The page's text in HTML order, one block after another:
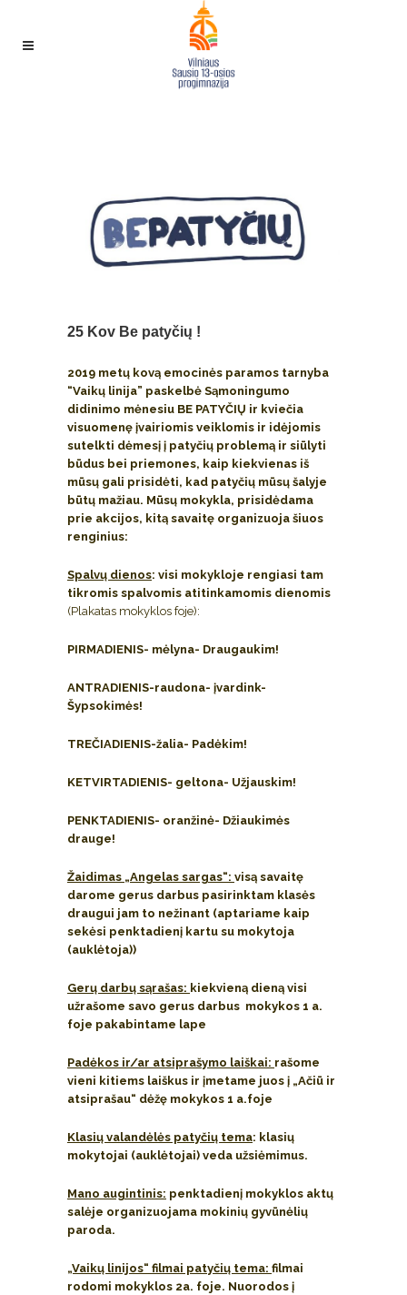
25 Kov Be patyčių !
2019 metų kovą emocinės paramos tarnyba
“Vaikų linija” paskelbė Sąmoningumo
didinimo mėnesiu BE PATYČIŲ ir kviečia
visuomenę įvairiomis veiklomis ir idėjomis
sutelkti dėmesį į patyčių problemą ir siūlyti
būdus bei priemones, kaip kiekvienas iš
mūsų gali prisidėti, kad patyčių mūsų šalyje
būtų mažiau. Mūsų mokykla, prisidėdama
prie akcijos, kitą savaitę organizuoja šiuos
renginius:
Spalvų dienos: visi mokykloje rengiasi tam
tikromis spalvomis atitinkamomis dienomis
(Plakatas mokyklos foje):
PIRMADIENIS- mėlyna- Draugaukim!
ANTRADIENIS-raudona- įvardink-
Šypsokimės!
TREČIADIENIS-žalia- Padėkim!
KETVIRTADIENIS- geltona- Užjauskim!
PENKTADIENIS- oranžinė- Džiaukimės
drauge!
Žaidimas „Angelas sargas“: visą savaitę
darome gerus darbus pasirinktam klasės
draugui jam to nežinant (aptariame kaip
sekėsi penktadienį kartu su mokytoja
(auklėtoja))
Gerų darbų sąrašas: kiekvieną dieną visi
užrašome savo gerus darbus mokykos 1 a.
foje pakabintame lape
Padėkos ir/ar atsiprašymo laiškai: rašome
vieni kitiems laiškus ir įmetame juos į „Ačiū ir
atsiprašau“ dėžę mokykos 1 a.foje
Klasių valandėlės patyčių tema: klasių
mokytojai (auklėtojai) veda užsiėmimus.
Mano augintinis: penktadienį mokyklos aktų
salėje organizuojama mokinių gyvūnėlių
paroda.
„Vaikų linijos“ filmai patyčių tema: filmai
rodomi mokyklos 2a. foje. Nuorodos į